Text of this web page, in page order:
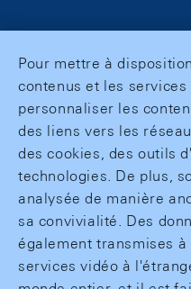
Pour mettre à
contenus et les services
personnaliser les
des liens vers les
des cookies, des outils
technologies. De plus,
analysée de manière
sa convivialité. Des
également transmises
services vidéo à